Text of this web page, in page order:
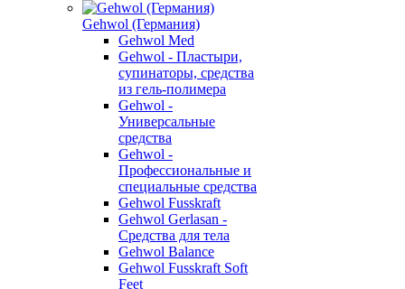
Gehwol (Германия)
Gehwol Med
Gehwol - Пластыри,
супинаторы, средства
из гель-полимера
Gehwol -
Универсальные
средства
Gehwol -
Профессиональные и
специальные средства
Gehwol Fusskraft
Gehwol Gerlasan -
Средства для тела
Gehwol Balance
Gehwol Fusskraft Soft
Feet